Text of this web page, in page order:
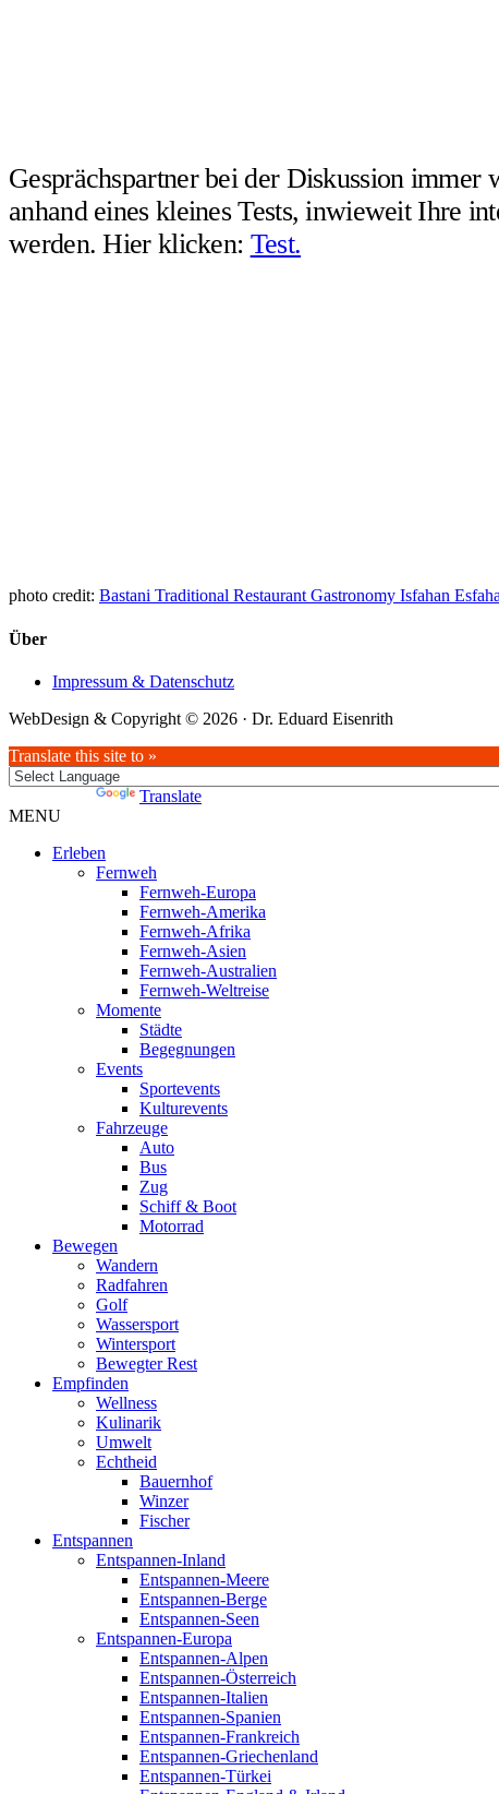
Gesprächspartner bei der Diskussion immer
anhand eines kleines Tests, inwieweit Ihre
werden. Hier klicken: Test.
photo credit: Bastani Traditional Restaurant Gastronomy Isfahan
Über
Impressum & Datenschutz
WebDesign & Copyright © 2026 · Dr. Eduard Eisenrith
Translate this site to »
Translate
MENU
Erleben
Fernweh
Fernweh-Europa
Fernweh-Amerika
Fernweh-Afrika
Fernweh-Asien
Fernweh-Australien
Fernweh-Weltreise
Momente
Städte
Begegnungen
Events
Sportevents
Kulturevents
Fahrzeuge
Auto
Bus
Zug
Schiff & Boot
Motorrad
Bewegen
Wandern
Radfahren
Golf
Wassersport
Wintersport
Bewegter Rest
Empfinden
Wellness
Kulinarik
Umwelt
Echtheid
Bauernhof
Winzer
Fischer
Entspannen
Entspannen-Inland
Entspannen-Meere
Entspannen-Berge
Entspannen-Seen
Entspannen-Europa
Entspannen-Alpen
Entspannen-Österreich
Entspannen-Italien
Entspannen-Spanien
Entspannen-Frankreich
Entspannen-Griechenland
Entspannen-Türkei